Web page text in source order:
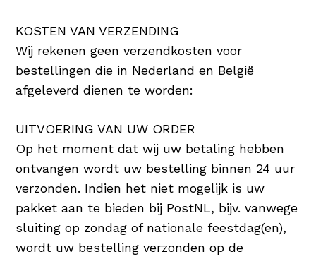
KOSTEN VAN VERZENDING
Wij rekenen geen verzendkosten voor
bestellingen die in Nederland en België
afgeleverd dienen te worden:
UITVOERING VAN UW ORDER
Op het moment dat wij uw betaling hebben
ontvangen wordt uw bestelling binnen 24 uur
verzonden. Indien het niet mogelijk is uw
pakket aan te bieden bij PostNL, bijv. vanwege
sluiting op zondag of nationale feestdag(en),
wordt uw bestelling verzonden op de